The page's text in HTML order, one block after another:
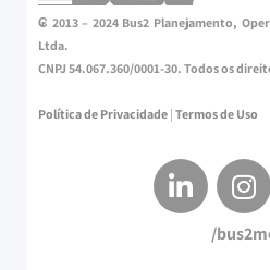
₢ 2013 – 2024 Bus2 Planejamento,
Ltda.
CNPJ 54.067.360/0001-30. Todos os
Política de Privacidade | Termos de Uso
/